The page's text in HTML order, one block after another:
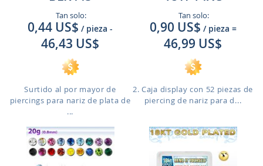
Tan solo:
0,44 US$ / pieza -
46,43 US$
Surtido al por mayor de
piercings para nariz de plata de
...
Tan solo:
0,90 US$ / pieza =
46,99 US$
2. Caja display con 52 piezas de
piercing de nariz para d...